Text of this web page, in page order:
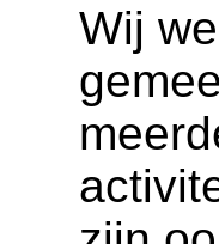
Wij